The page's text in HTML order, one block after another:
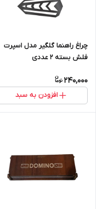
چراغ راهنما گلگیر مدل اسپرت
فلش بسته 2 عددی
240,000
افزودن به سبد